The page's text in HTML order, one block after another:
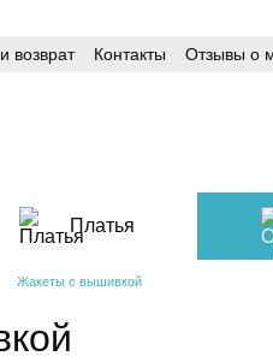
возврат Контакты Отзывы о
Платья
Жакеты с вышивкой